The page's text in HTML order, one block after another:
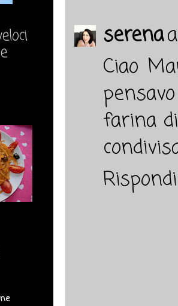
serena
Ciao
farina
Rispondi